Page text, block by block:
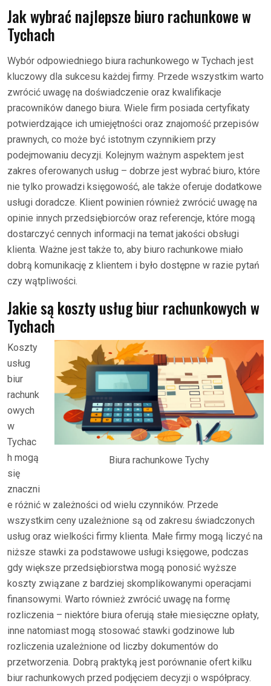
Jak wybrać najlepsze biuro rachunkowe w
Tychach
Wybór odpowiedniego biura rachunkowego w Tychach jest
kluczowy dla sukcesu każdej firmy. Przede wszystkim warto
zwrócić uwagę na doświadczenie oraz kwalifikacje
pracowników danego biura. Wiele firm posiada certyfikaty
potwierdzające ich umiejętności oraz znajomość przepisów
prawnych, co może być istotnym czynnikiem przy
podejmowaniu decyzji. Kolejnym ważnym aspektem jest
zakres oferowanych usług – dobrze jest wybrać biuro, które
nie tylko prowadzi księgowość, ale także oferuje dodatkowe
usługi doradcze. Klient powinien również zwrócić uwagę na
opinie innych przedsiębiorców oraz referencje, które mogą
dostarczyć cennych informacji na temat jakości obsługi
klienta. Ważne jest także to, aby biuro rachunkowe miało
dobrą komunikację z klientem i było dostępne w razie pytań
czy wątpliwości.
Jakie są koszty usług biur rachunkowych w
Tychach
Biura rachunkowe Tychy
Koszty
usług
biur
rachunk
owych
w
Tychac
h mogą
się
znaczni
e różnić w zależności od wielu czynników. Przede
wszystkim ceny uzależnione są od zakresu świadczonych
usług oraz wielkości firmy klienta. Małe firmy mogą liczyć na
niższe stawki za podstawowe usługi księgowe, podczas
gdy większe przedsiębiorstwa mogą ponosić wyższe
koszty związane z bardziej skomplikowanymi operacjami
finansowymi. Warto również zwrócić uwagę na formę
rozliczenia – niektóre biura oferują stałe miesięczne opłaty,
inne natomiast mogą stosować stawki godzinowe lub
rozliczenia uzależnione od liczby dokumentów do
przetworzenia. Dobrą praktyką jest porównanie ofert kilku
biur rachunkowych przed podjęciem decyzji o współpracy.